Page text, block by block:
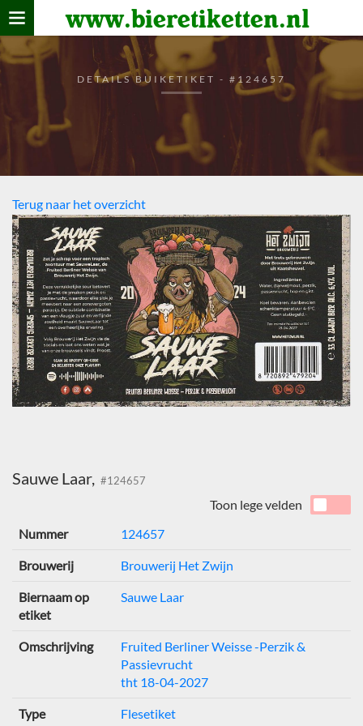
www.bieretiketten.nl
Home
verzamelen
De bierkaart
Bezoekers
DETAILS BUIKETIKET - #124657
Terug naar het overzicht
Sauwe Laar, #124657
Toon lege velden
Nummer
124657
Brouwerij Brouwerij Het Zwijn
Biernaam op
etiket
Sauwe Laar
Omschrijving
Fruited Berliner Weisse -Perzik &
Passievrucht
tht 18-04-2027
Type Flesetiket